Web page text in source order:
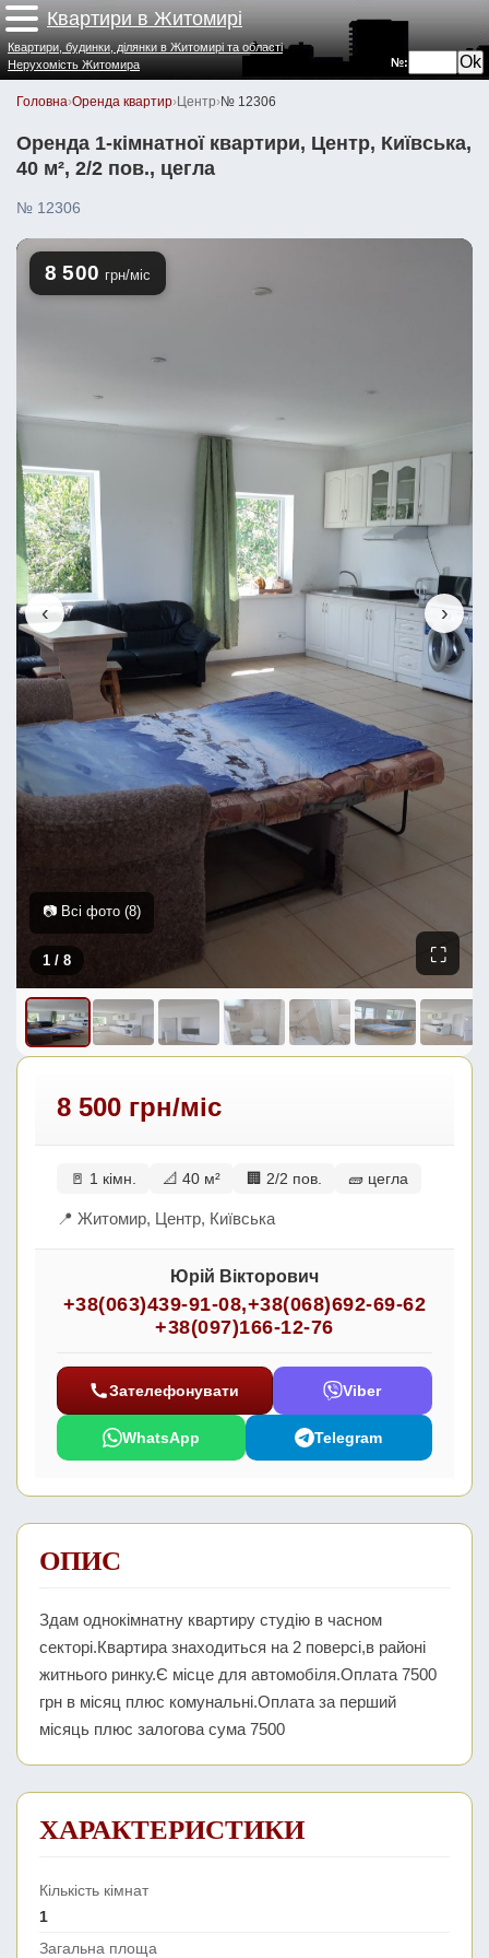
Квартири в Житомирі
№:
Квартири, будинки, ділянки в Житомирі та області
Нерухомість Житомира
Головна›Оренда квартир›Центр›№ 12306
Оренда 1-кімнатної квартири, Центр, Київська,
40 м², 2/2 пов., цегла
№ 12306
‹ ›
8 500 грн/міс
1 / 8 ⛶
📷 Всі фото (8)
8 500 грн/міс
🚪 1 кімн. 📐 40 м² 🏢 2/2 пов. 🧱 цегла
📍 Житомир, Центр, Київська
Юрій Вікторович
+38(063)439-91-08,+38(068)692-69-62
+38(097)166-12-76
Зателефонувати Viber
WhatsApp Telegram
ОПИС
Здам однокімнатну квартиру студію в часном
секторі.Квартира знаходиться на 2 поверсі,в районі
житнього ринку.Є місце для автомобіля.Оплата 7500
грн в місяц плюс комунальні.Оплата за перший
місяць плюс залогова сума 7500
ХАРАКТЕРИСТИКИ
Кількість кімнат
1
Загальна площа